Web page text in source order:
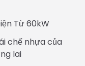
Từ 60kW
chế nhựa của
lai